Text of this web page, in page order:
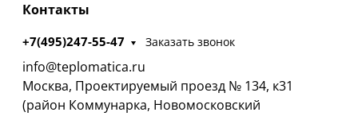
Контакты
+7(495)247-55-47 Заказать звонок
info@teplomatica.ru
Москва, Проектируемый проезд № 134, к31
(район Коммунарка, Новомосковский